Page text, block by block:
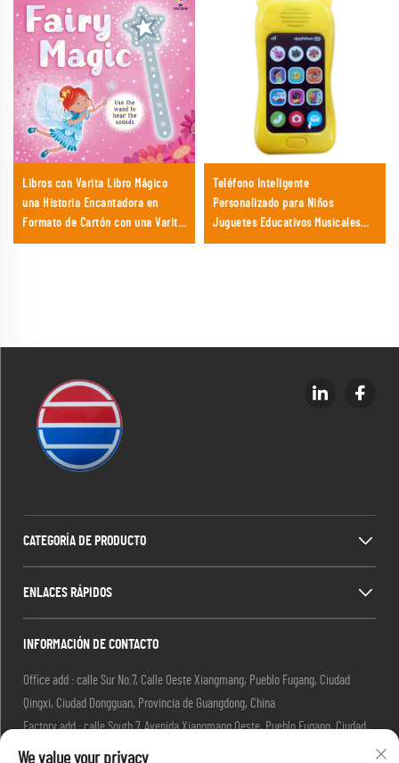
Libros con Varita Libro Mágico
una Historia Encantadora en
Formato de Cartón con una Varita
Mágica
Teléfono Inteligente
Personalizado para Niños
Juguetes Educativos Musicales
para Aprendizaje Temprano
CATEGORÍA DE PRODUCTO
ENLACES RÁPIDOS
INFORMACIÓN DE CONTACTO
Office add : calle Sur No.7, Calle Oeste Xiangmang, Pueblo Fugang, Ciudad
Qingxi, Ciudad Dongguan, Provincia de Guangdong, China
Factory add : calle South 7, Avenida Xiangmang Oeste, Pueblo Fugang, Ciudad
Qingxi, Ciudad Dongguan, Provincia de Guangdong, China.
We value your privacy